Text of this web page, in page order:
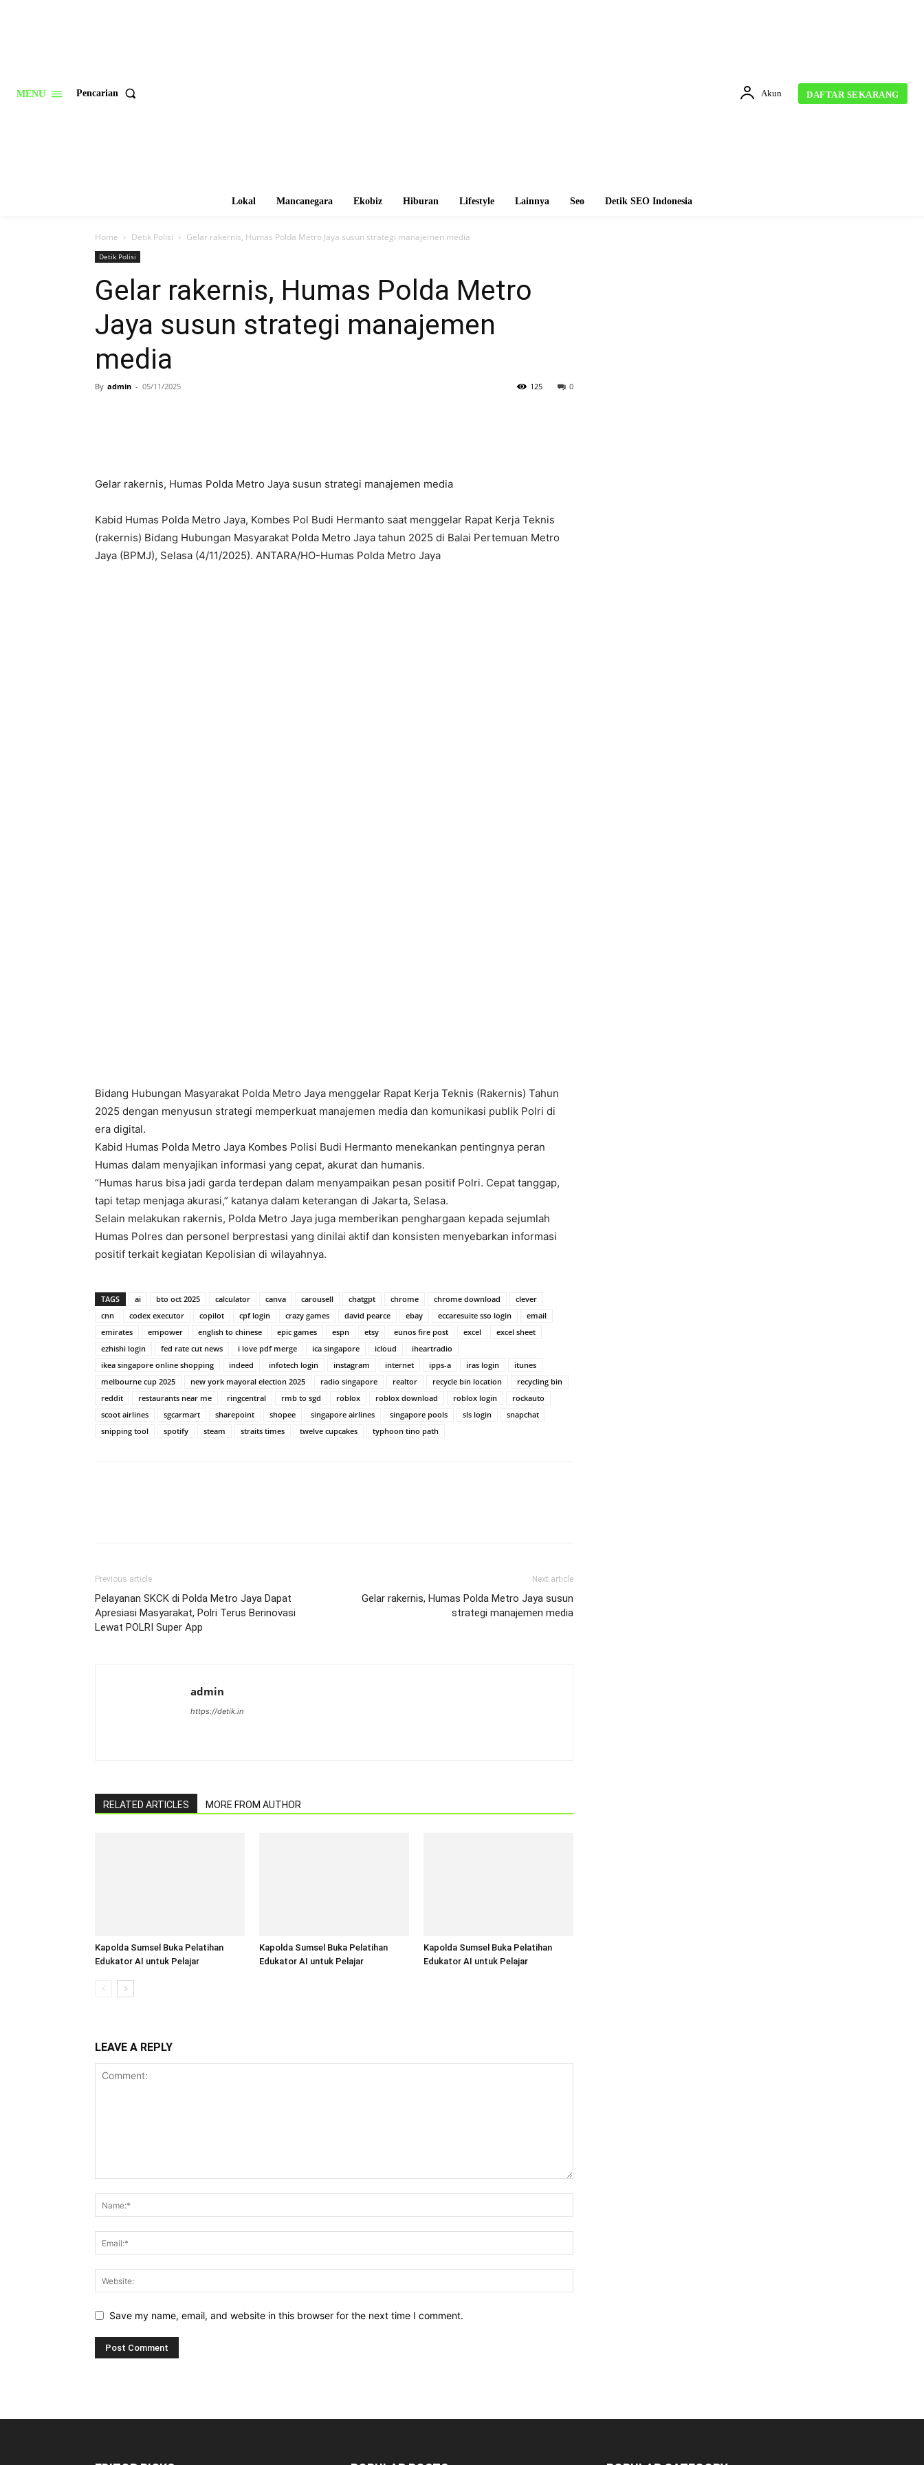
MENU Pencarian Akun DAFTAR SEKARANG
Lokal Mancanegara Ekobiz Hiburan Lifestyle Lainnya Seo Detik SEO Indonesia
Home Detik Polisi Gelar rakernis, Humas Polda Metro Jaya susun strategi manajemen media
Detik Polisi
Gelar rakernis, Humas Polda Metro
Jaya susun strategi manajemen
media
By admin - 05/11/2025 0
125
Gelar rakernis, Humas Polda Metro Jaya susun strategi manajemen media
Kabid Humas Polda Metro Jaya, Kombes Pol Budi Hermanto saat menggelar Rapat Kerja Teknis
(rakernis) Bidang Hubungan Masyarakat Polda Metro Jaya tahun 2025 di Balai Pertemuan Metro
Jaya (BPMJ), Selasa (4/11/2025). ANTARA/HO-Humas Polda Metro Jaya
Bidang Hubungan Masyarakat Polda Metro Jaya menggelar Rapat Kerja Teknis (Rakernis) Tahun
2025 dengan menyusun strategi memperkuat manajemen media dan komunikasi publik Polri di
era digital.
Kabid Humas Polda Metro Jaya Kombes Polisi Budi Hermanto menekankan pentingnya peran
Humas dalam menyajikan informasi yang cepat, akurat dan humanis.
“Humas harus bisa jadi garda terdepan dalam menyampaikan pesan positif Polri. Cepat tanggap,
tapi tetap menjaga akurasi,” katanya dalam keterangan di Jakarta, Selasa.
Selain melakukan rakernis, Polda Metro Jaya juga memberikan penghargaan kepada sejumlah
Humas Polres dan personel berprestasi yang dinilai aktif dan konsisten menyebarkan informasi
positif terkait kegiatan Kepolisian di wilayahnya.
TAGS ai bto oct 2025 calculator canva carousell chatgpt chrome chrome download
clever
cnn
codex executor copilot cpf login crazy games david pearce ebay eccaresuite sso login
email
emirates
empower english to chinese epic games espn etsy eunos fire post excel
excel sheet
ezhishi login
fed rate cut news i love pdf merge ica singapore icloud
iheartradio
ikea singapore online shopping
indeed infotech login instagram internet ipps-a iras login
itunes
melbourne cup 2025
new york mayoral election 2025 radio singapore realtor recycle bin location
recycling bin
reddit
restaurants near me ringcentral rmb to sgd roblox roblox download roblox login
rockauto
scoot airlines
sgcarmart sharepoint shopee singapore airlines singapore pools sls login
snapchat
snipping tool
spotify steam straits times twelve cupcakes typhoon tino path
Previous article
Pelayanan SKCK di Polda Metro Jaya Dapat
Apresiasi Masyarakat, Polri Terus Berinovasi
Lewat POLRI Super App
Next article
Gelar rakernis, Humas Polda Metro Jaya susun
strategi manajemen media
admin
https://detik.in
RELATED ARTICLES MORE FROM AUTHOR
Kapolda Sumsel Buka Pelatihan
Edukator AI untuk Pelajar
Kapolda Sumsel Buka Pelatihan
Edukator AI untuk Pelajar
Kapolda Sumsel Buka Pelatihan
Edukator AI untuk Pelajar
LEAVE A REPLY
Save my name, email, and website in this browser for the next time I comment.